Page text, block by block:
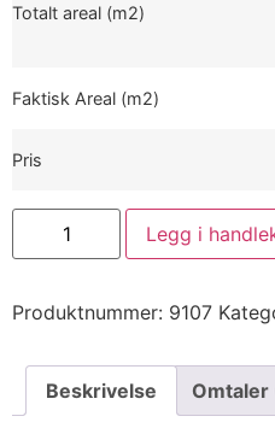
Totalt areal (m2)
Faktisk Areal (m2)
Pris
Legg i
Produktnummer: 9107
Beskrivelse Omtaler